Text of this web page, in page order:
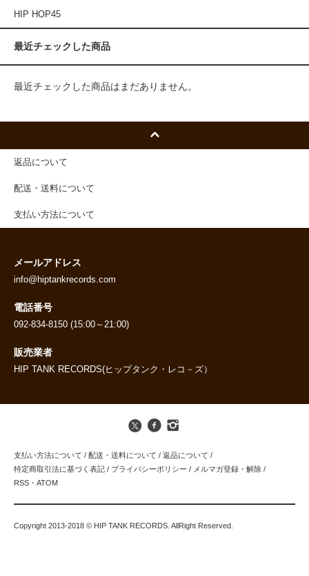
HIP HOP45
最近チェックした商品
最近チェックした商品はまだありません。
返品について
配送・送料について
支払い方法について
メールアドレス
info@hiptankrecords.com
電話番号
092-834-8150 (15:00～21:00)
販売業者
HIP TANK RECORDS(ヒップタンク・レコ－ズ）
支払い方法について / 配送・送料について / 返品について /
特定商取引法に基づく表記 / プライバシーポリシー / メルマガ登録・解除 /
RSS ・ ATOM
Copyright 2013-2018 © HIP TANK RECORDS. AllRight Reserved.